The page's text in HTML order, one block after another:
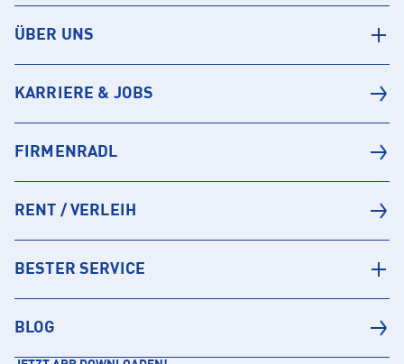
ÜBER UNS
KARRIERE & JOBS
FIRMENRADL
RENT / VERLEIH
BESTER SERVICE
BLOG